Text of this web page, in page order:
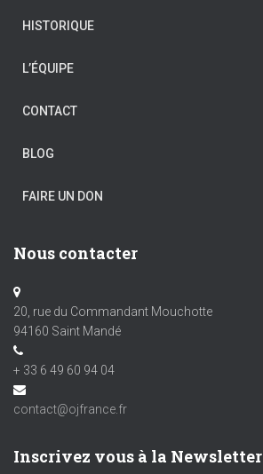
HISTORIQUE
L’ÉQUIPE
CONTACT
BLOG
FAIRE UN DON
Nous contacter
20, rue du Commandant Mouchotte
94160 Saint Mandé
+ 33 6 49 60 94 04
contact@ojfrance.fr
Inscrivez vous à la Newsletter